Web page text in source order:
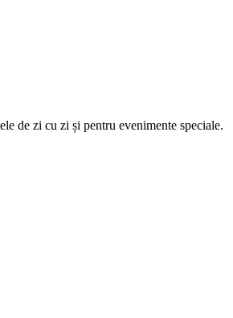
de zi cu zi și pentru evenimente speciale.